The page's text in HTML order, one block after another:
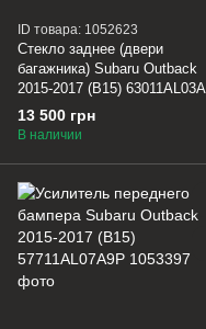
ID товара: 1052623
Стекло заднее (двери
багажника) Subaru Outback
2015-2017 (B15) 63011AL03A
13 500 грн
В наличии